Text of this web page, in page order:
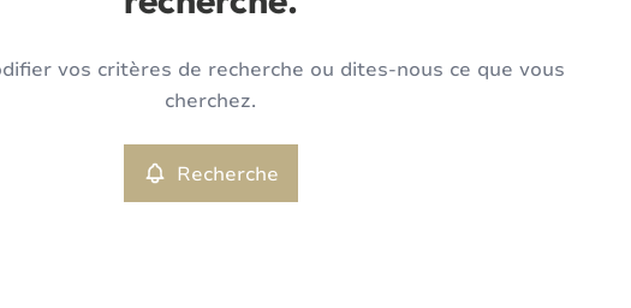
vos critères de recherche ou dites-nous ce que vous
cherchez.
Recherche